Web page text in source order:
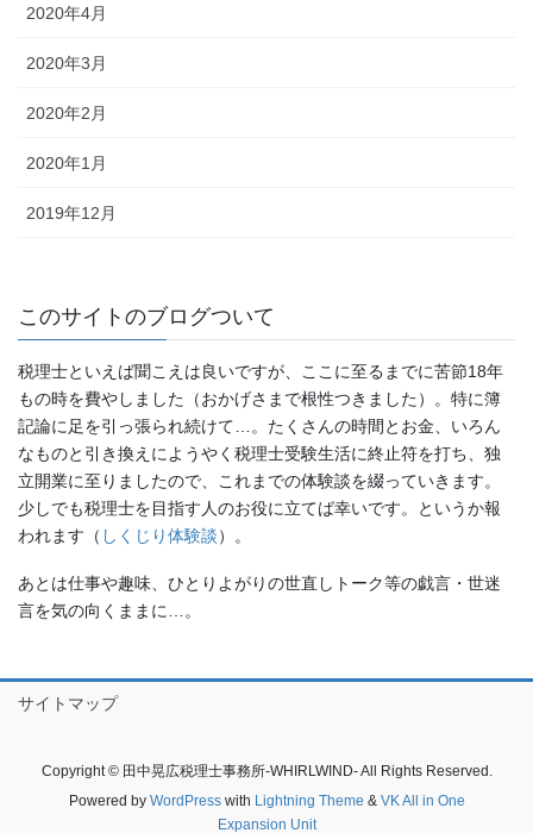
2020年4月
2020年3月
2020年2月
2020年1月
2019年12月
このサイトのブログついて
税理士といえば聞こえは良いですが、ここに至るまでに苦節18年
もの時を費やしました（おかげさまで根性つきました）。特に簿
記論に足を引っ張られ続けて…。たくさんの時間とお金、いろん
なものと引き換えにようやく税理士受験生活に終止符を打ち、独
立開業に至りましたので、これまでの体験談を綴っていきます。
少しでも税理士を目指す人のお役に立てば幸いです。というか報
われます（ しくじり体験談）。
あとは仕事や趣味、ひとりよがりの世直しトーク等の戯言・世迷
言を気の向くままに…。
サイトマップ
Copyright © 田中晃広税理士事務所-WHIRLWIND- All Rights Reserved.
Powered by WordPresswith Lightning Theme & VK All in One
Expansion Unit